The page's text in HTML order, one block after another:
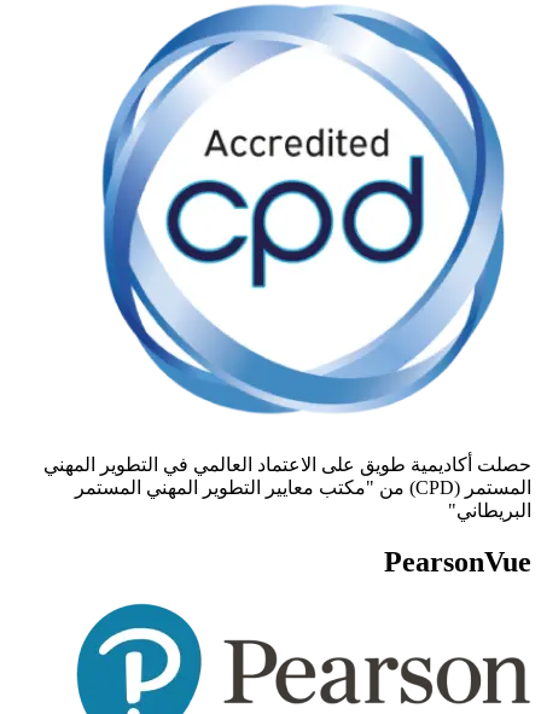
حصلت أكاديمية طويق على الاعتماد العالمي في التطوير المهني
المستمر (CPD) من "مكتب معايير التطوير المهني المستمر
البريطاني"
PearsonVue